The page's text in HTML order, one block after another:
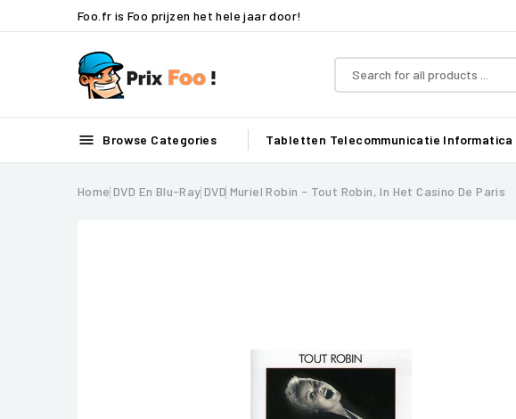
Foo.fr is Foo prijzen het hele jaar door!
 Browse Categories Tabletten Telecommunicatie Informatica
Home DVD En Blu-Ray DVD Muriel Robin - Tout Robin, In Het Casino De Paris